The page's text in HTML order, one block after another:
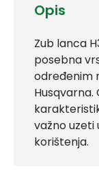
Opis
Zub lanca
posebna
određenim
važno uzeti
korištenja.